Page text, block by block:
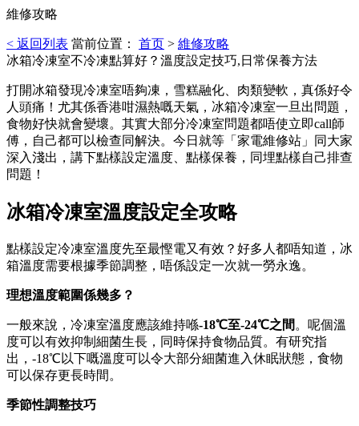
維修攻略
< 返回列表 當前位置： 首页 > 維修攻略
冰箱冷凍室不冷凍點算好？溫度設定技巧,日常保養方法
打開冰箱發現冷凍室唔夠凍，雪糕融化、肉類變軟，真係好令
人頭痛！尤其係香港咁濕熱嘅天氣，冰箱冷凍室一旦出問題，
食物好快就會變壞。其實大部分冷凍室問題都唔使立即call師
傅，自己都可以檢查同解決。今日就等「家電維修站」同大家
深入淺出，講下點樣設定溫度、點樣保養，同埋點樣自己排查
問題！
冰箱冷凍室溫度設定全攻略
點樣設定冷凍室溫度先至最慳電又有效？好多人都唔知道，冰
箱溫度需要根據季節調整，唔係設定一次就一勞永逸。
理想溫度範圍係幾多？
一般來說，冷凍室溫度應該維持喺-18℃至-24℃之間 。呢個溫
度可以有效抑制細菌生長，同時保持食物品質。有研究指
出，-18℃以下嘅溫度可以令大部分細菌進入休眠狀態，食物
可以保存更長時間。
季節性調整技巧